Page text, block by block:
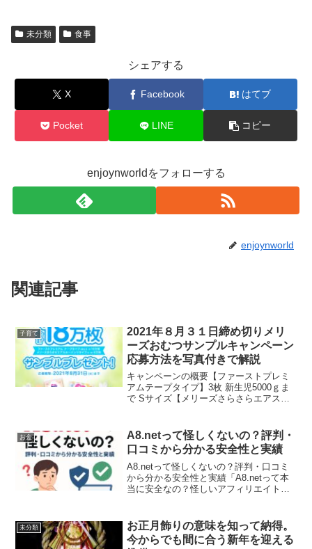
未分類 食事
シェアする
X Facebook はてブ
Pocket LINE コピー
enjoynworldをフォローする
enjoynworld
関連記事
子育て
2021年８月３１日締め切りメリ
ーズおむつサンプルキャンペーン
応募方法を写真付きで解説
キャンペーンの概要【ファーストプレミ
アムテープタイプ】3枚 新生児5000ｇま
で Sサイズ【メリーズさらさらエアスル
に応募できます。【当選者数】合計
180,000...
お金
A8.netって怪しくないの？評判・
口コミから分かる安全性と実績
A8.netって怪しくないの？評判・口コミ
から分かる安全性と実績「A8.netって本
当に安全なの？怪しいアフィリエイトじ
言うと、A8.netは日本最大級の信頼ある
アフィ...
未分類
お正月飾りの意味を知って納得。
今からでも間に合う新年を迎える